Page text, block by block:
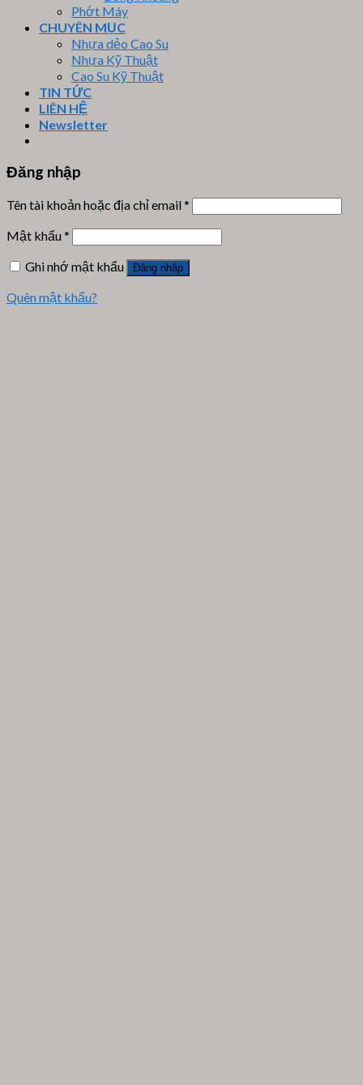
Phớt Máy
CHUYÊN MỤC
Nhựa dẻo Cao Su
Nhựa Kỹ Thuật
Cao Su Kỹ Thuật
TIN TỨC
LIÊN HỆ
Newsletter
Đăng nhập
Tên tài khoản hoặc địa chỉ email*
Mật khẩu*
Ghi nhớ mật khẩu
Đăng nhập
Quên mật khẩu?